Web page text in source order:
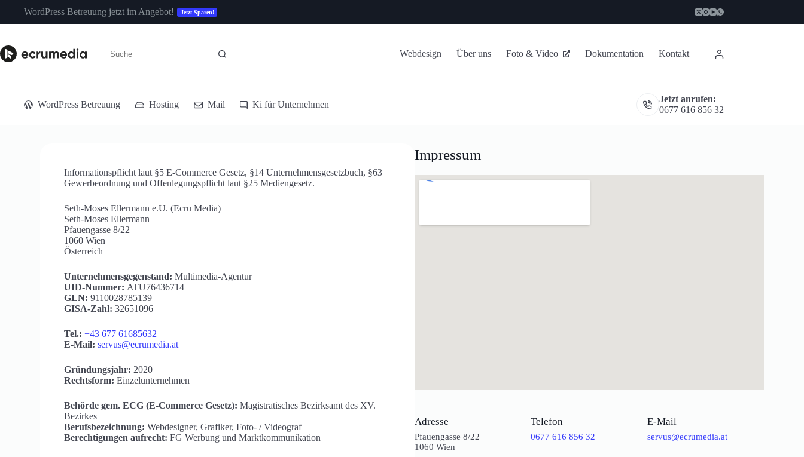
WordPress Betreuung jetzt im Angebot! Jetzt Sparen!
Webdesign Über uns Foto & Video Dokumentation Kontakt
WordPress Betreuung Hosting Mail Ki für Unternehmen
Jetzt anrufen:
0677 616 856 32
Informationspflicht laut §5 E-Commerce Gesetz, §14 Unternehmensgesetzbuch, §63
Gewerbeordnung und Offenlegungspflicht laut §25 Mediengesetz.
Seth-Moses Ellermann e.U. (Ecru Media)
Seth-Moses Ellermann
Pfauengasse 8/22
1060 Wien
Österreich
Unternehmensgegenstand: Multimedia-Agentur
UID-Nummer: ATU76436714
GLN: 9110028785139
GISA-Zahl: 32651096
Tel.: +43 677 61685632
E-Mail:servus@ecrumedia.at
Gründungsjahr: 2020
Rechtsform: Einzelunternehmen
Behörde gem. ECG (E-Commerce Gesetz):Magistratisches Bezirksamt des XV.
Bezirkes
Berufsbezeichnung: Webdesigner, Grafiker, Foto- / Videograf
Berechtigungen aufrecht: FG Werbung und Marktkommunikation
Impressum
Adresse
Pfauengasse 8/22
1060 Wien
Telefon
0677 616 856 32
E-Mail
servus@ecrumedia.at